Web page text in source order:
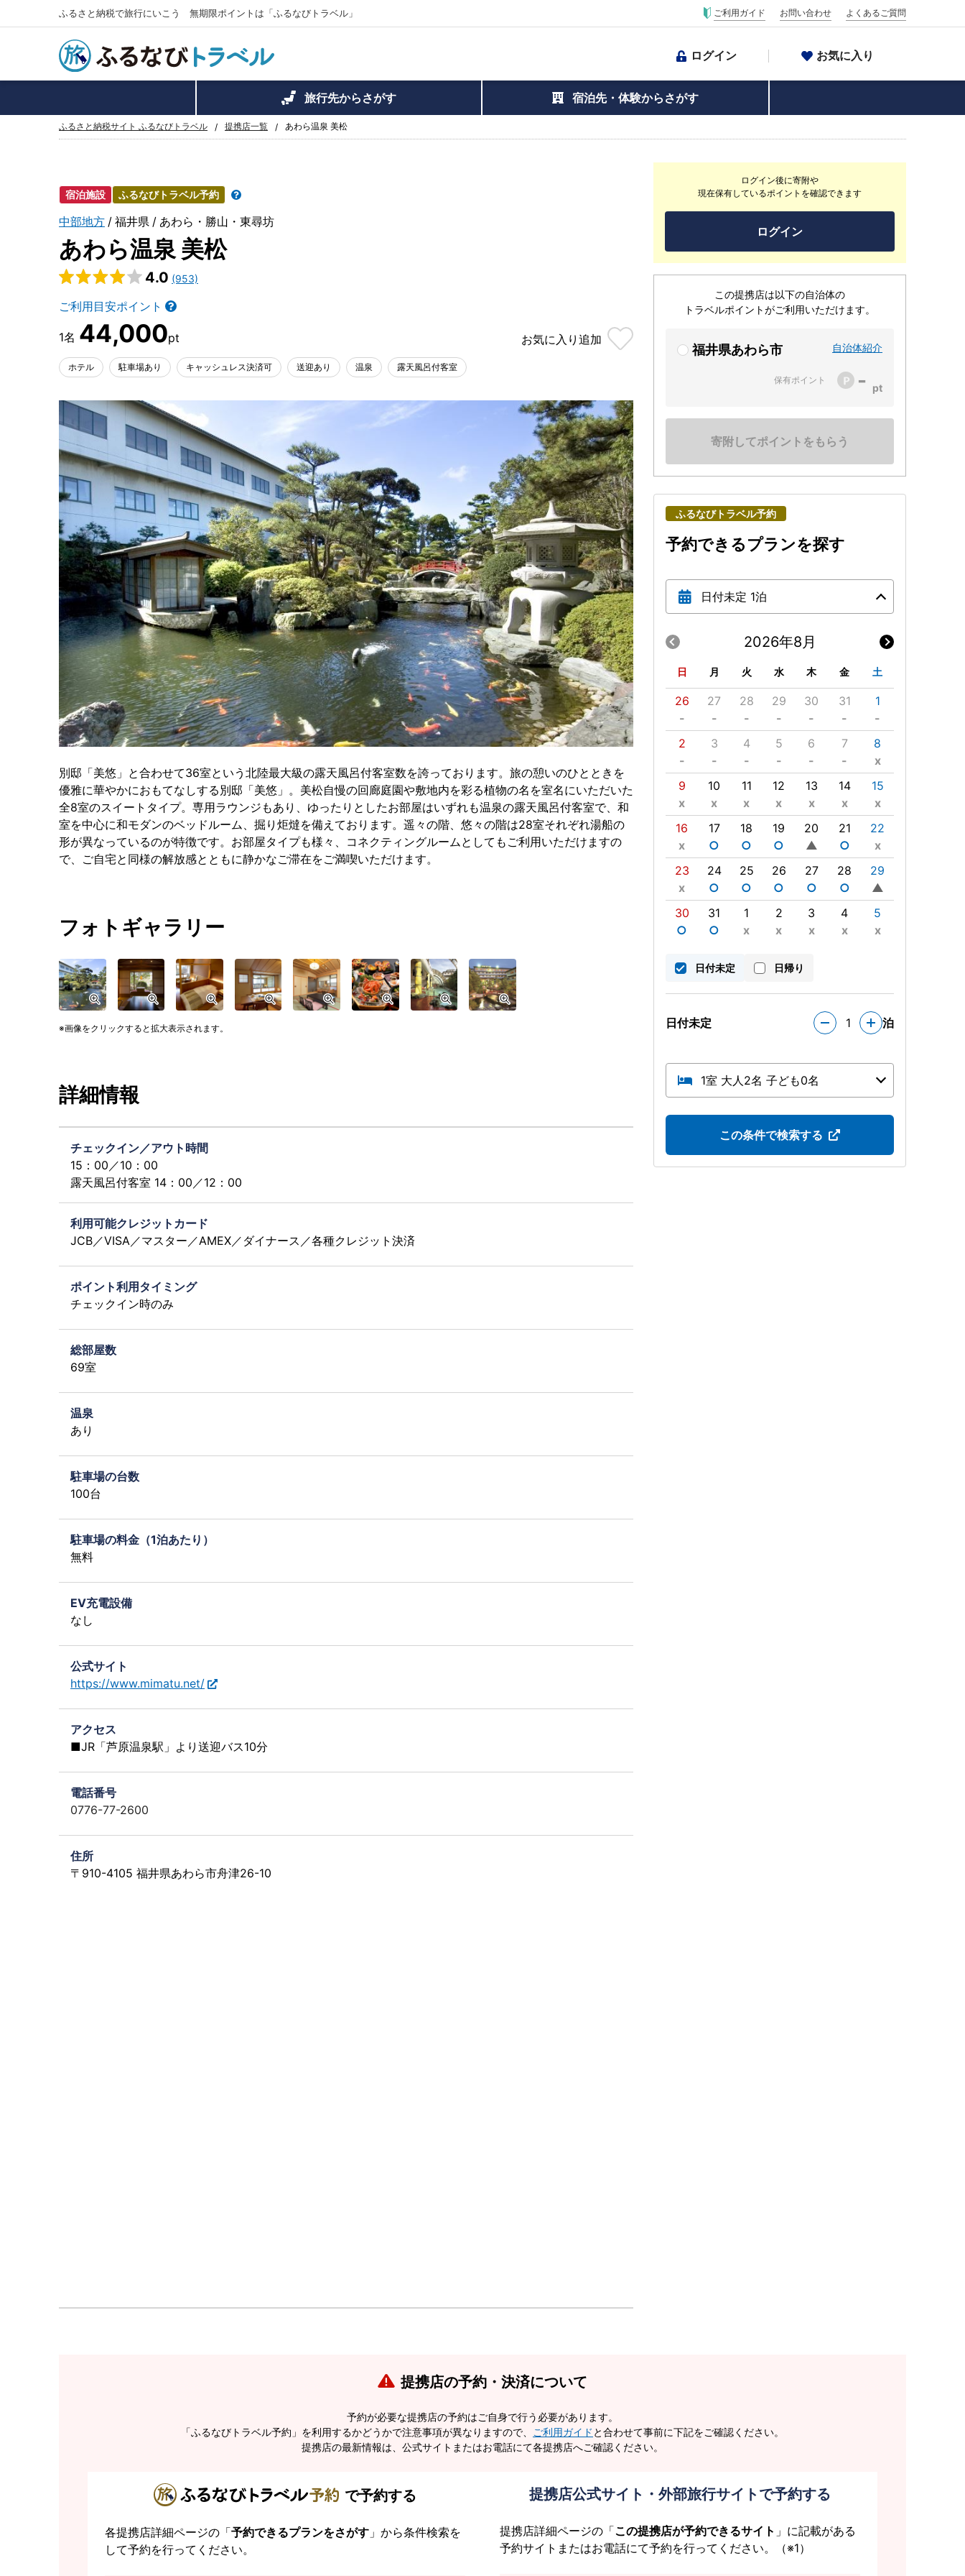
ふるさと納税で旅行にいこう 無期限ポイントは「ふるなびトラベル」 ご利用ガイド お問い合わせ よくあるご質問
ログイン お気に入り
旅行先からさがす 宿泊先・体験からさがす
ふるさと納税サイト ふるなびトラベル 提携店一覧 あわら温泉 美松
宿泊施設 ふるなびトラベル予約
中部地方 福井県 あわら・勝山・東尋坊
あわら温泉 美松
4.0 (953)
ご利用目安ポイント
44,000 お気に入り 追加
ホテル 駐車場あり キャッシュレス決済可 送迎あり 温泉 露天風呂付客室
ログイン後に寄附や
現在保有しているポイントを確認できます
ログイン
この提携店は以下の自治体の
トラベルポイントがご利用いただけます。
福井県あわら市 自治体紹介
保有ポイント -
寄附してポイントをもらう
ふるなびトラベル予約
予約できるプランを探す
日付未定 1泊
2026年8月
日 月 火 水 木 金 土
26
-
27
-
28
-
29
-
30
-
31
-
1
-
2
-
3
-
4
-
5
-
6
-
7
-
8
x
9
x
10
x
11
x
12
x
13
x
14
x
15
x
16
x
17
○
18
○
19
○
20
▲
21
○
22
x
23
x
24
○
25
○
26
○
27
○
28
○
29
▲
30
○
31
○
1
x
2
x
3
x
4
x
5
x
日付未定 日帰り
日付未定 1 泊
1室 大人2名 子ども0名
この条件で検索する
別邸「美悠」と合わせて36室という北陸最大級の露天風呂付客室数を誇っております。旅の憩いのひとときを
優雅に華やかにおもてなしする別邸「美悠」。美松自慢の回廊庭園や敷地内を彩る植物の名を室名にいただいた
全8室のスイートタイプ。専用ラウンジもあり、ゆったりとしたお部屋はいずれも温泉の露天風呂付客室で、和
室を中心に和モダンのベッドルーム、掘り炬燵を備えております。遥々の階、悠々の階は28室それぞれ湯船の
形が異なっているのが特徴です。お部屋タイプも様々、コネクティングルームとしてもご利用いただけますの
で、ご自宅と同様の解放感とともに静かなご滞在をご満喫いただけます。
フォトギャラリー
画像をクリックすると拡大表示されます。
詳細情報
チェックイン／アウト時間
15：00／10：00
露天風呂付客室 14：00／12：00
利用可能クレジットカード
JCB／VISA／マスター／AMEX／ダイナース／各種クレジット決済
ポイント利用タイミング
チェックイン時のみ
総部屋数
69室
温泉
あり
駐車場の台数
100台
駐車場の料金（1泊あたり）
無料
EV充電設備
なし
公式サイト
https://www.mimatu.net/
アクセス
■JR「芦原温泉駅」より送迎バス10分
電話番号
0776-77-2600
住所
〒910-4105 福井県あわら市舟津26-10
提携店の予約・決済について
予約が必要な提携店の予約はご自身で行う必要があります。
「ふるなびトラベル予約」を利用するかどうかで注意事項が異なりますので、
ご利用ガイド と合わせて事前に下記をご確認ください。
提携店の最新情報は、公式サイトまたはお電話にて各提携店へご確認ください。
で予約する
各提携店詳細ページの「予約できるプランをさがす 」から条件検索を
して予約を行ってください。
提携店公式サイト・外部旅行サイトで予約する
提携店詳細ページの「この提携店が予約できるサイト 」に記載がある
予約サイトまたはお電話にて予約を行ってください。（※1）